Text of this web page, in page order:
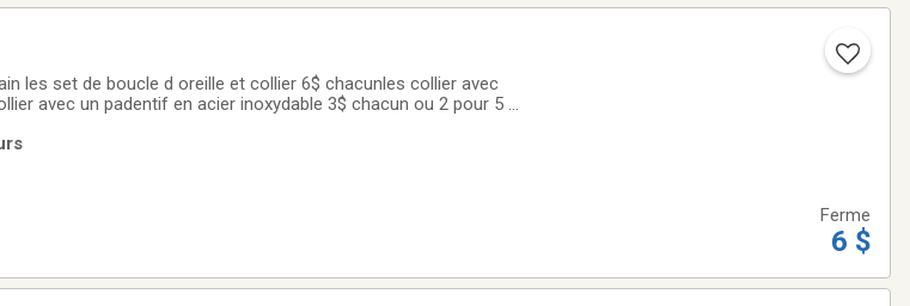
les set de boucle d oreille et collier 6$ chacunles collier avec
avec un padentif en acier inoxydable 3$ chacun ou 2 pour 5 $
Ferme
6 $